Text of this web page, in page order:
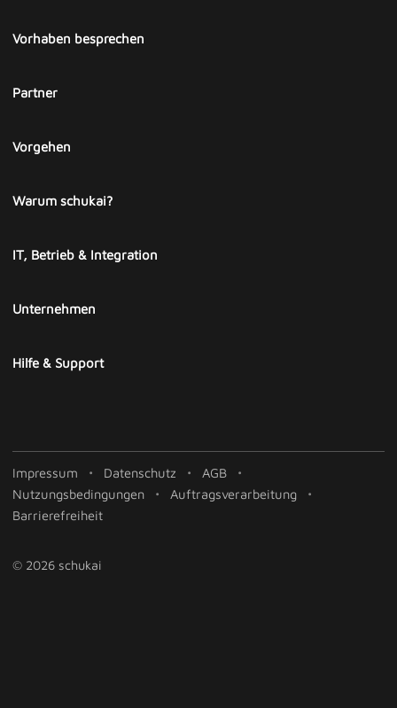
Vorhaben besprechen
Partner
Vorgehen
Warum schukai?
IT, Betrieb & Integration
Unternehmen
Hilfe & Support
Impressum Datenschutz
AGB
Nutzungsbedingungen
Auftragsverarbeitung
Barrierefreiheit
© 2026 schukai